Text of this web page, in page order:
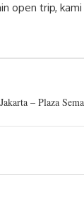
open trip,
Jakarta – Plaza